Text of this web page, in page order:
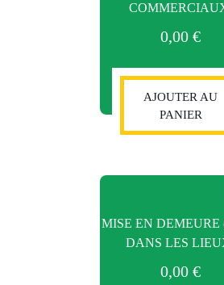
0,00 €
AJOUTER AU
PANIER
MISE EN DEMEURE
DANS LES
0,00 €